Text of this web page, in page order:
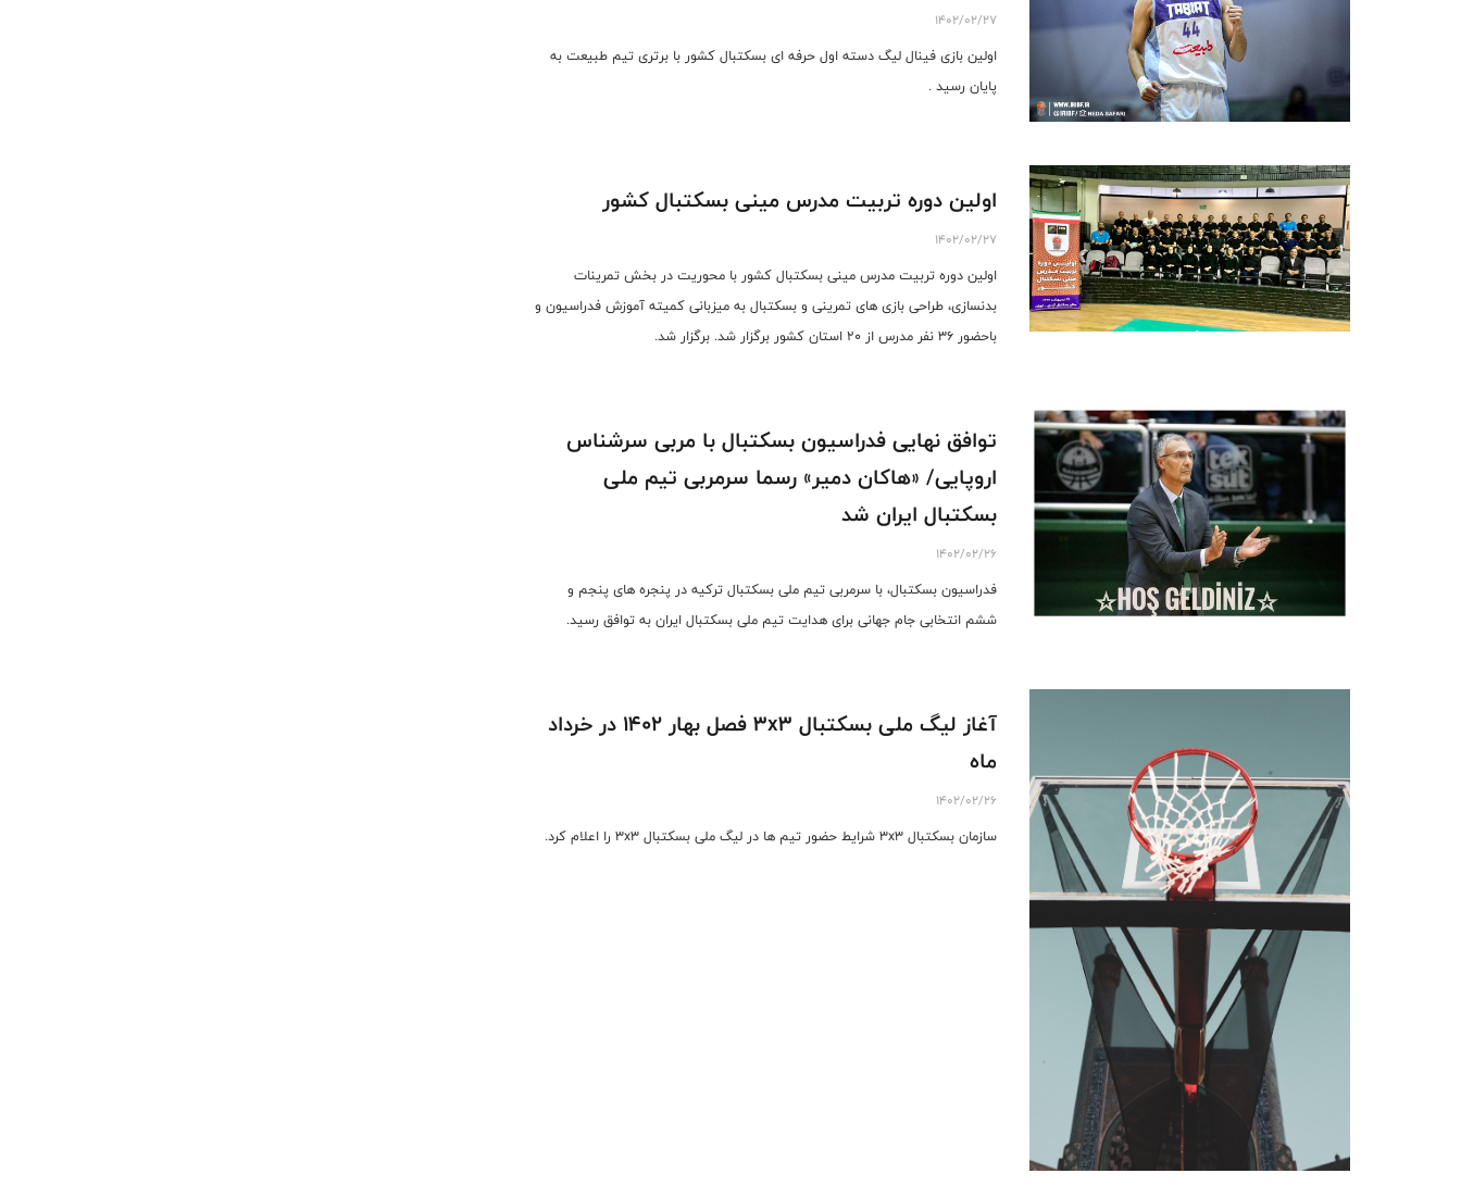
1402/02/27
اولین بازی فینال لیگ دسته اول حرفه ای بسکتبال کشور با برتری تیم طبیعت به
پایان رسید .
اولین دوره تربیت مدرس مینی بسکتبال کشور
1402/02/27
اولین دوره تربیت مدرس مینی بسکتبال کشور با محوریت در بخش تمرینات
بدنسازی، طراحی بازی های تمرینی و بسکتبال به میزبانی کمیته آموزش فدراسیون و
باحضور ۳۶ نفر مدرس از ۲۰ استان کشور برگزار شد. برگزار شد.
توافق نهایی فدراسیون بسکتبال با مربی سرشناس
اروپایی/ «هاکان دمیر» رسما سرمربی تیم ملی
بسکتبال ایران شد
1402/02/26
فدراسیون بسکتبال، با سرمربی تیم ملی بسکتبال ترکیه در پنجره های پنجم و
ششم انتخابی جام جهانی برای هدایت تیم ملی بسکتبال ایران به توافق رسید.
آغاز لیگ ملی بسکتبال 3x3 فصل بهار 1402 در خرداد
ماه
1402/02/26
سازمان بسکتبال 3x3 شرایط حضور تیم ها در لیگ ملی بسکتبال 3x3 را اعلام کرد.